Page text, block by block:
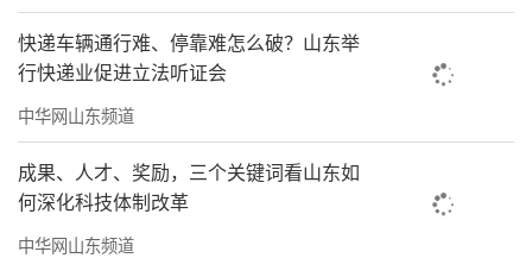
快递车辆通行难、停靠难怎么破？山东举
行快递业促进立法听证会
中华网山东频道
成果、人才、奖励，三个关键词看山东如
何深化科技体制改革
中华网山东频道